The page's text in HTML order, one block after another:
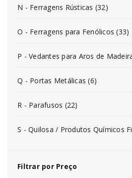
N - Ferragens Rústicas (32)
O - Ferragens para Fenólicos (33)
P - Vedantes para Aros de
Q - Portas Metálicas (6)
R - Parafusos (22)
S - Quilosa / Produtos Químicos
Filtrar por Preço